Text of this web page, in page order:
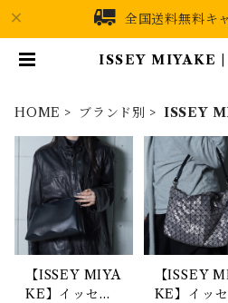
全国送料無料キ
ISSEY MIYAKE
HOME ブランド別 ISSEY
【ISSEY MIYA
KE】イッセイ
【ISSEY
KE】イッセ